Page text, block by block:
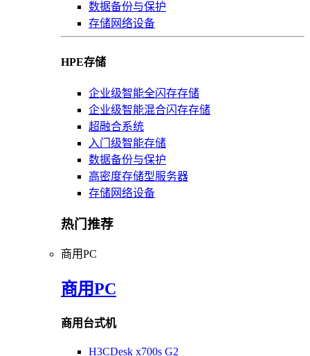
数据备份与保护
存储网络设备
HPE存储
企业级智能全闪存存储
企业级智能混合闪存存储
超融合系统
入门级智能存储
数据备份与保护
高密度存储型服务器
存储网络设备
热门推荐
商用PC
商用PC
商用台式机
H3CDesk x700s G2